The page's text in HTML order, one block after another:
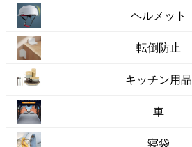
ヘルメット
転倒防止
キッチン用品
車
寝袋